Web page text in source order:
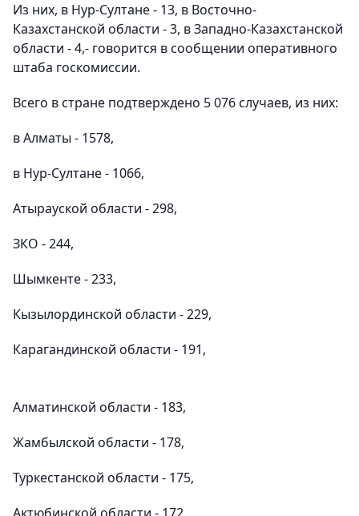
Из них, в Нур-Султане - 13, в Восточно-
Казахстанской области - 3, в Западно-Казахстанской
области - 4,- говорится в сообщении оперативного
штаба госкомиссии.
Всего в стране подтверждено 5 076 случаев, из них:
в Алматы - 1578,
в Нур-Султане - 1066,
Атырауской области - 298,
ЗКО - 244,
Шымкенте - 233,
Кызылординской области - 229,
Карагандинской области - 191,
Алматинской области - 183,
Жамбылской области - 178,
Туркестанской области - 175,